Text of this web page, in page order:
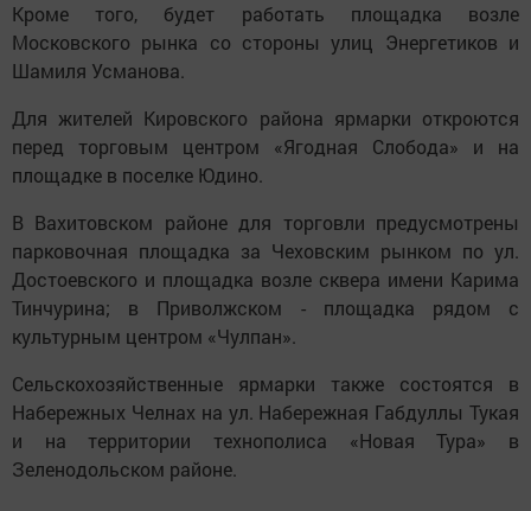
Кроме того, будет работать площадка возле
Московского рынка со стороны улиц Энергетиков и
Шамиля Усманова.
Для жителей Кировского района ярмарки откроются
перед торговым центром «Ягодная Слобода» и на
площадке в поселке Юдино.
В Вахитовском районе для торговли предусмотрены
парковочная площадка за Чеховским рынком по ул.
Достоевского и площадка возле сквера имени Карима
Тинчурина; в Приволжском - площадка рядом с
культурным центром «Чулпан».
Сельскохозяйственные ярмарки также состоятся в
Набережных Челнах на ул. Набережная Габдуллы Тукая
и на территории технополиса «Новая Тура» в
Зеленодольском районе.